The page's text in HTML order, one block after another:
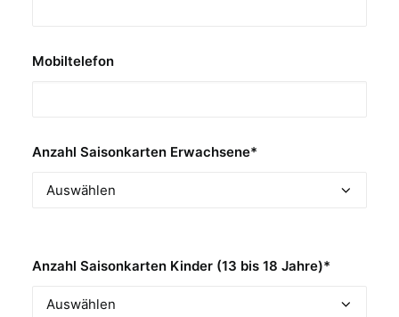
Mobiltelefon
Anzahl Saisonkarten Erwachsene*
Anzahl Saisonkarten Kinder (13 bis 18 Jahre)*